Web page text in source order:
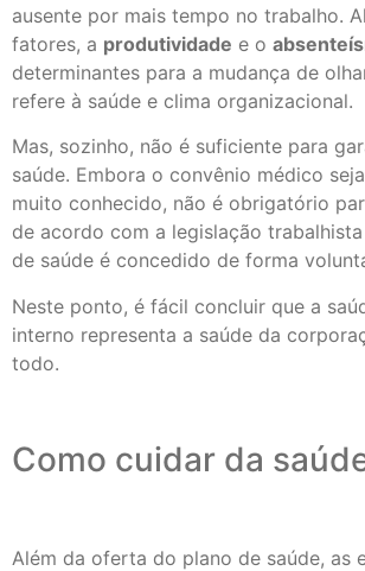
ausente por mais tempo no trabalho.
fatores, a produtividade e o
determinantes para a mudança de
refere à saúde e clima organizacional.
Mas, sozinho, não é suficiente para
saúde. Embora o convênio médico
muito conhecido, não é obrigatório
de acordo com a legislação trabalhista
de saúde é concedido de forma
Neste ponto, é fácil concluir que a
interno representa a saúde da
todo.
Como cuidar da
Além da oferta do plano de saúde, as